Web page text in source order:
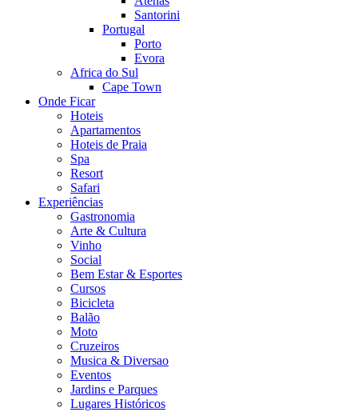
Santorini
Portugal
Porto
Evora
Africa do Sul
Cape Town
Onde Ficar
Hoteis
Apartamentos
Hoteis de Praia
Spa
Resort
Safari
Experiências
Gastronomia
Arte & Cultura
Vinho
Social
Bem Estar & Esportes
Cursos
Bicicleta
Balão
Moto
Cruzeiros
Musica & Diversao
Eventos
Jardins e Parques
Lugares Históricos